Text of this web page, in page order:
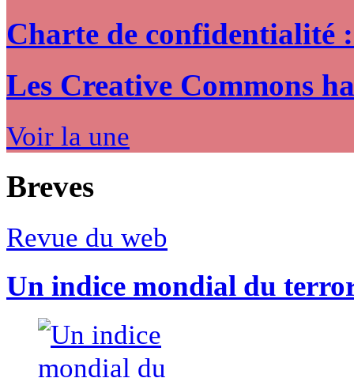
Charte de confidentialité
Les Creative Commons
Voir la une
Breves
Revue du web
Un indice mondial du